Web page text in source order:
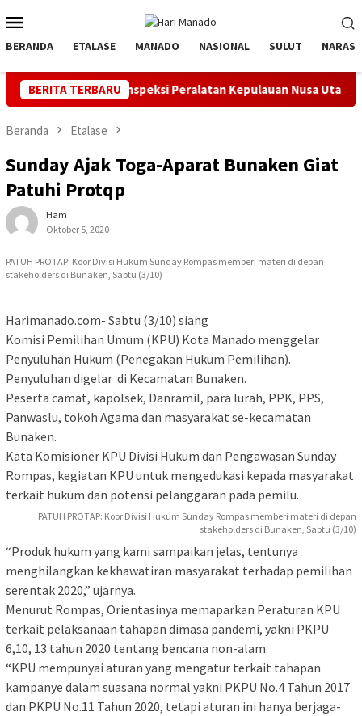
ke
kontenMobile
BERANDA ETALASE MANADO NASIONAL SULUT NARASI
BERITA TERBARU
dan Inspeksi Peralatan Kepulauan Nusa Utara PLN
Beranda Etalase
Sunday Ajak Toga-Aparat Bunaken Giat
Patuhi Protqp
Ham
Oktober 5, 2020
PATUH PROTAP: Koor Divisi Hukum Sunday Rompas memberi materi di depan
stakeholders di Bunaken, Sabtu (3/10)
Harimanado.com- Sabtu (3/10) siang
Komisi Pemilihan Umum (KPU) Kota Manado menggelar
Penyuluhan Hukum (Penegakan Hukum Pemilihan).
Penyuluhan digelar di Kecamatan Bunaken.
Peserta camat, kapolsek, Danramil, para lurah, PPK, PPS,
Panwaslu, tokoh Agama dan masyarakat se-kecamatan
Bunaken.
Kata Komisioner KPU Divisi Hukum dan Pengawasan Sunday
Rompas, kegiatan KPU untuk mengedukasi kepada masyarakat
terkait hukum dan potensi pelanggaran pada pemilu.
PATUH PROTAP: Koor Divisi Hukum Sunday Rompas memberi materi di depan
stakeholders di Bunaken, Sabtu (3/10)
“Produk hukum yang kami sampaikan jelas, tentunya
menghilangkan kekhawatiran masyarakat terhadap pemilihan
serentak 2020,” ujarnya.
Menurut Rompas, Orientasinya memaparkan Peraturan KPU
terkait pelaksanaan tahapan dimasa pandemi, yakni PKPU
6,10, 13 tahun 2020 tentang bencana non-alam.
“KPU mempunyai aturan yang mengatur terkait tahapan
kampanye dalam suasana normal yakni PKPU No.4 Tahun 2017
dan PKPU No.11 Tahun 2020, tetapi aturan ini hanya berjaga-